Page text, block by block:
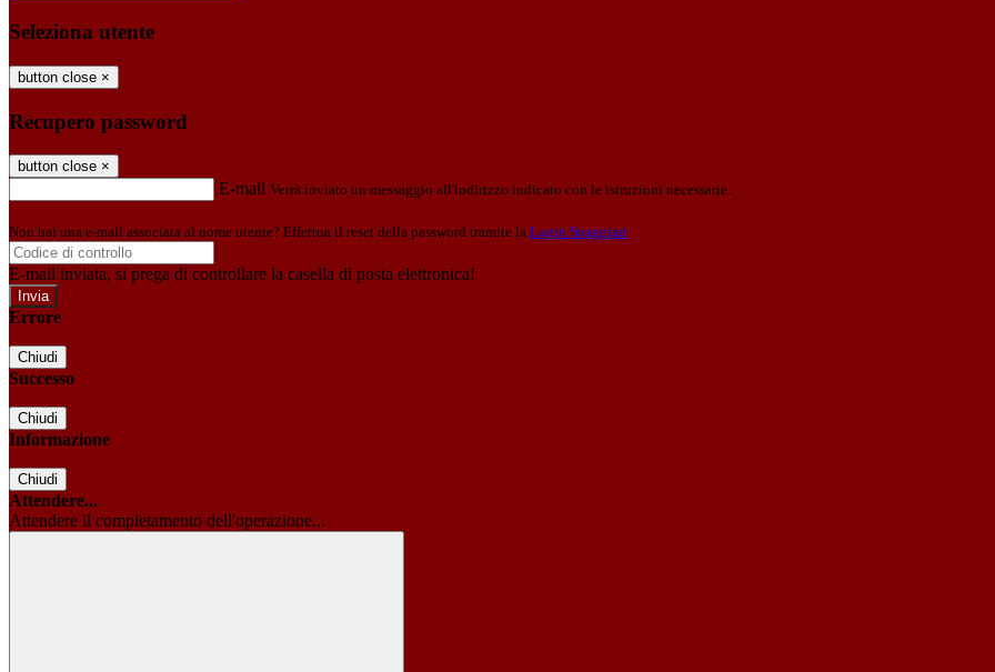
Seleziona utente
button close ×
Recupero password
button close ×
E-mail Verrà inviato un messaggio all'indirizzo indicato con le istruzioni necessarie.
Non hai una e-mail associata al nome utente? Effettua il reset della password tramite la Login Spaggiari
E-mail inviata, si prega di controllare la casella di posta elettronica!
Errore
Chiudi
Successo
Chiudi
Informazione
Chiudi
Attendere...
Attendere il completamento dell'operazione...